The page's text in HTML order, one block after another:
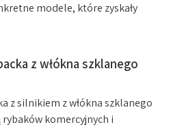
modele, które zyskały
z włókna szklanego
z silnikiem z włókna szklanego
rybaków komercyjnych i